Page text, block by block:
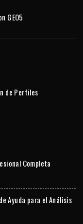
GEO5
de Perfiles
Completa
Ayuda para el Análisis